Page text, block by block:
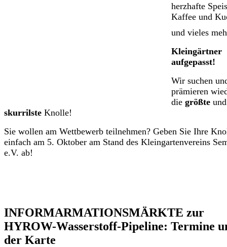
herzhafte
Kaffee und
und vieles
Kleingärtner
aufgepasst!
Wir suchen
prämieren
die größte und
skurrilste Knolle!
Sie wollen am Wettbewerb teilnehmen? Geben Sie Ihre
einfach am 5. Oktober am Stand des Kleingartenvereins
e.V. ab!
INFORMARMATIONSMÄRKTE zur
HYROW-Wasserstoff-Pipeline: Termine
der Karte